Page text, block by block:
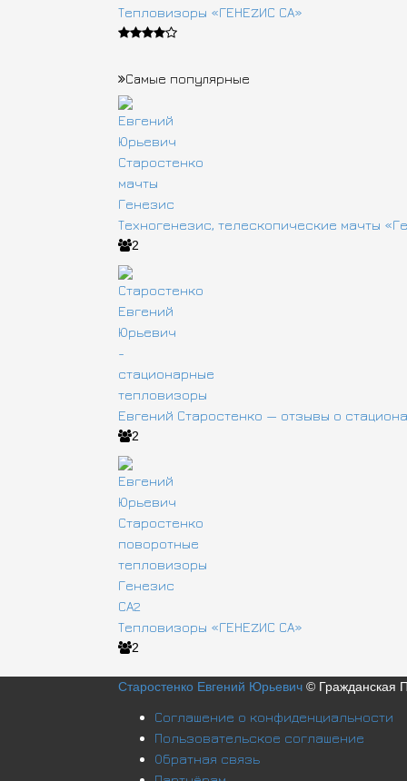
Тепловизоры «ГЕНЕZИС СА»
Самые популярные
Техногенезис, телескопические мачты
2
Евгений Старостенко — отзывы о
2
Тепловизоры «ГЕНЕZИС СА»
2
Старостенко Евгений Юрьевич © Гражданская
Соглашение о конфиденциальности
Пользовательское соглашение
Обратная связь